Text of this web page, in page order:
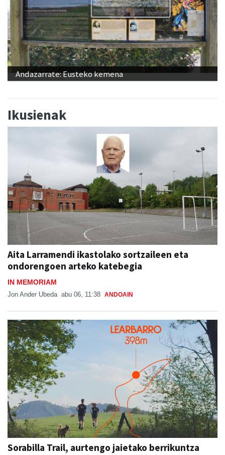
Andazarrate: Eusteko kemena
Ikusienak
Aita Larramendi ikastolako sortzaileen eta
ondorengoen arteko katebegia
IN MEMORIAM
Jon Ander Ubeda abu 06, 11:38 ANDOAIN
Sorabilla Trail, aurtengo jaietako berrikuntza